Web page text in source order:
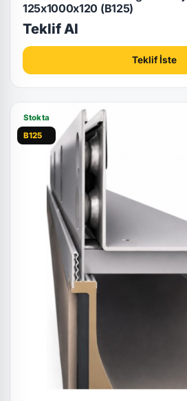
125x1000x120 (B125)
Teklif Al
Teklif İste
Stokta
B125